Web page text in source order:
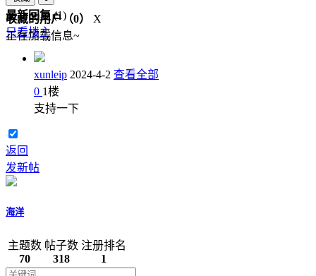
收藏的用户（0）
X
正在加载信息~
最新回复(1)
只看楼主
xunleip 2024-4-2 查看全部
0 1楼
支持一下
返回
发新帖
海洋
主题数
70
帖子数
318
注册排名
1